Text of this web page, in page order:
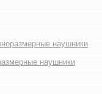
наушники
наушники